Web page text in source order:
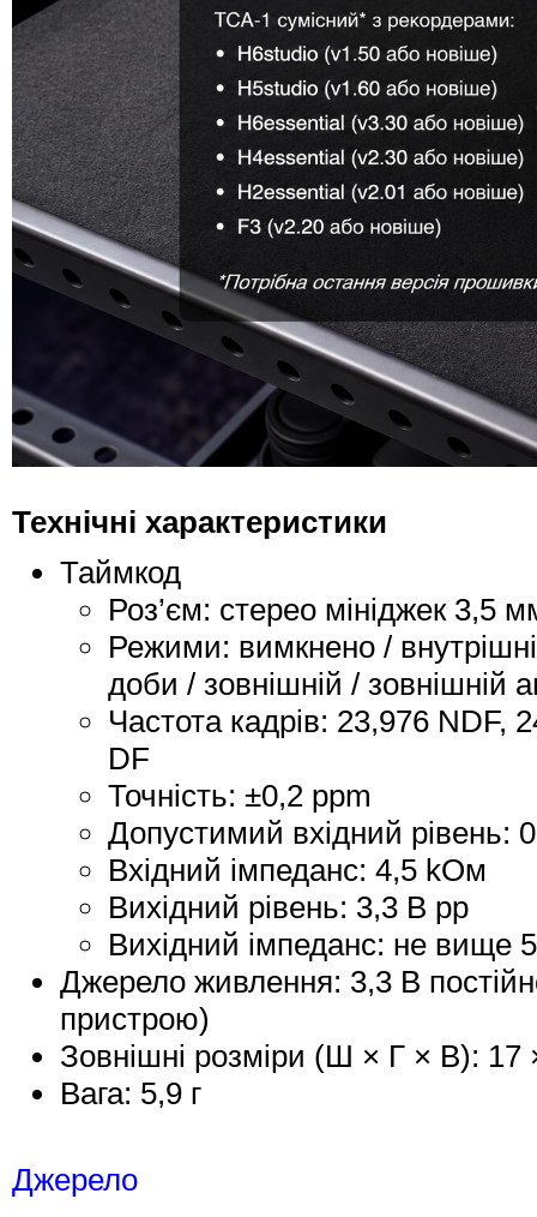
Технічні характеристики
Таймкод
Роз’єм: стерео мініджек 3,5
Режими: вимкнено /
доби / зовнішній / зовнішній
Частота кадрів: 23,976 NDF,
DF
Точність: ±0,2 ppm
Допустимий вхідний рівень:
Вхідний імпеданс: 4,5 kОм
Вихідний рівень: 3,3 В pp
Вихідний імпеданс: не вище
Джерело живлення: 3,3 В
пристрою)
Зовнішні розміри (Ш × Г × В):
Вага: 5,9 г
Джерело